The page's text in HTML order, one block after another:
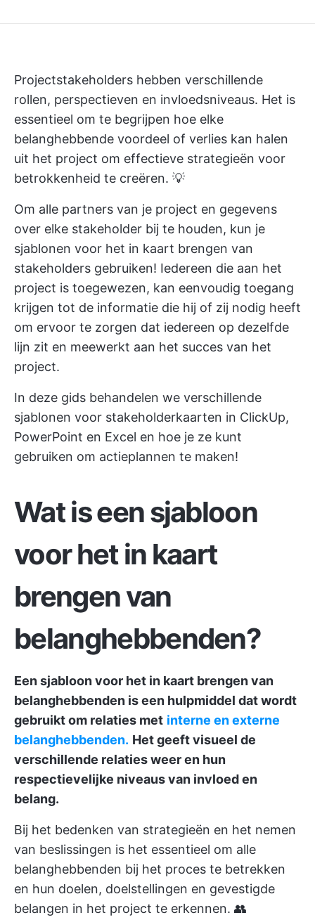
Projectstakeholders hebben verschillende
rollen, perspectieven en invloedsniveaus. Het is
essentieel om te begrijpen hoe elke
belanghebbende voordeel of verlies kan halen
uit het project om effectieve strategieën voor
betrokkenheid te creëren. 💡
Om alle partners van je project en gegevens
over elke stakeholder bij te houden, kun je
sjablonen voor het in kaart brengen van
stakeholders gebruiken! Iedereen die aan het
project is toegewezen, kan eenvoudig toegang
krijgen tot de informatie die hij of zij nodig heeft
om ervoor te zorgen dat iedereen op dezelfde
lijn zit en meewerkt aan het succes van het
project.
In deze gids behandelen we verschillende
sjablonen voor stakeholderkaarten in ClickUp,
PowerPoint en Excel en hoe je ze kunt
gebruiken om actieplannen te maken!
Wat is een sjabloon
voor het in kaart
brengen van
belanghebbenden?
Een sjabloon voor het in kaart brengen van
belanghebbenden is een hulpmiddel dat wordt
gebruikt om relaties met interne en externe
belanghebbenden. Het geeft visueel de
verschillende relaties weer en hun
respectievelijke niveaus van invloed en
belang.
Bij het bedenken van strategieën en het nemen
van beslissingen is het essentieel om alle
belanghebbenden bij het proces te betrekken
en hun doelen, doelstellingen en gevestigde
belangen in het project te erkennen. 👥